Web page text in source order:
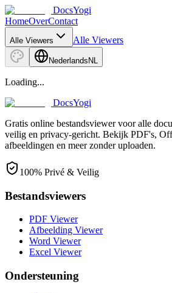
DocsYogi
HomeOverContact
Alle Viewers Alle Viewers
Nederlands NL
Loading...
DocsYogi
Gratis online bestandsviewer voor alle
veilig en privacy-gericht. Bekijk PDF's,
afbeeldingen en meer zonder uploaden.
100% Privé & Veilig
Bestandsviewers
PDF Viewer
Afbeelding Viewer
Word Viewer
Excel Viewer
Ondersteuning